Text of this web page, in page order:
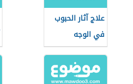
علاج آثار الحبوب
في الوجه